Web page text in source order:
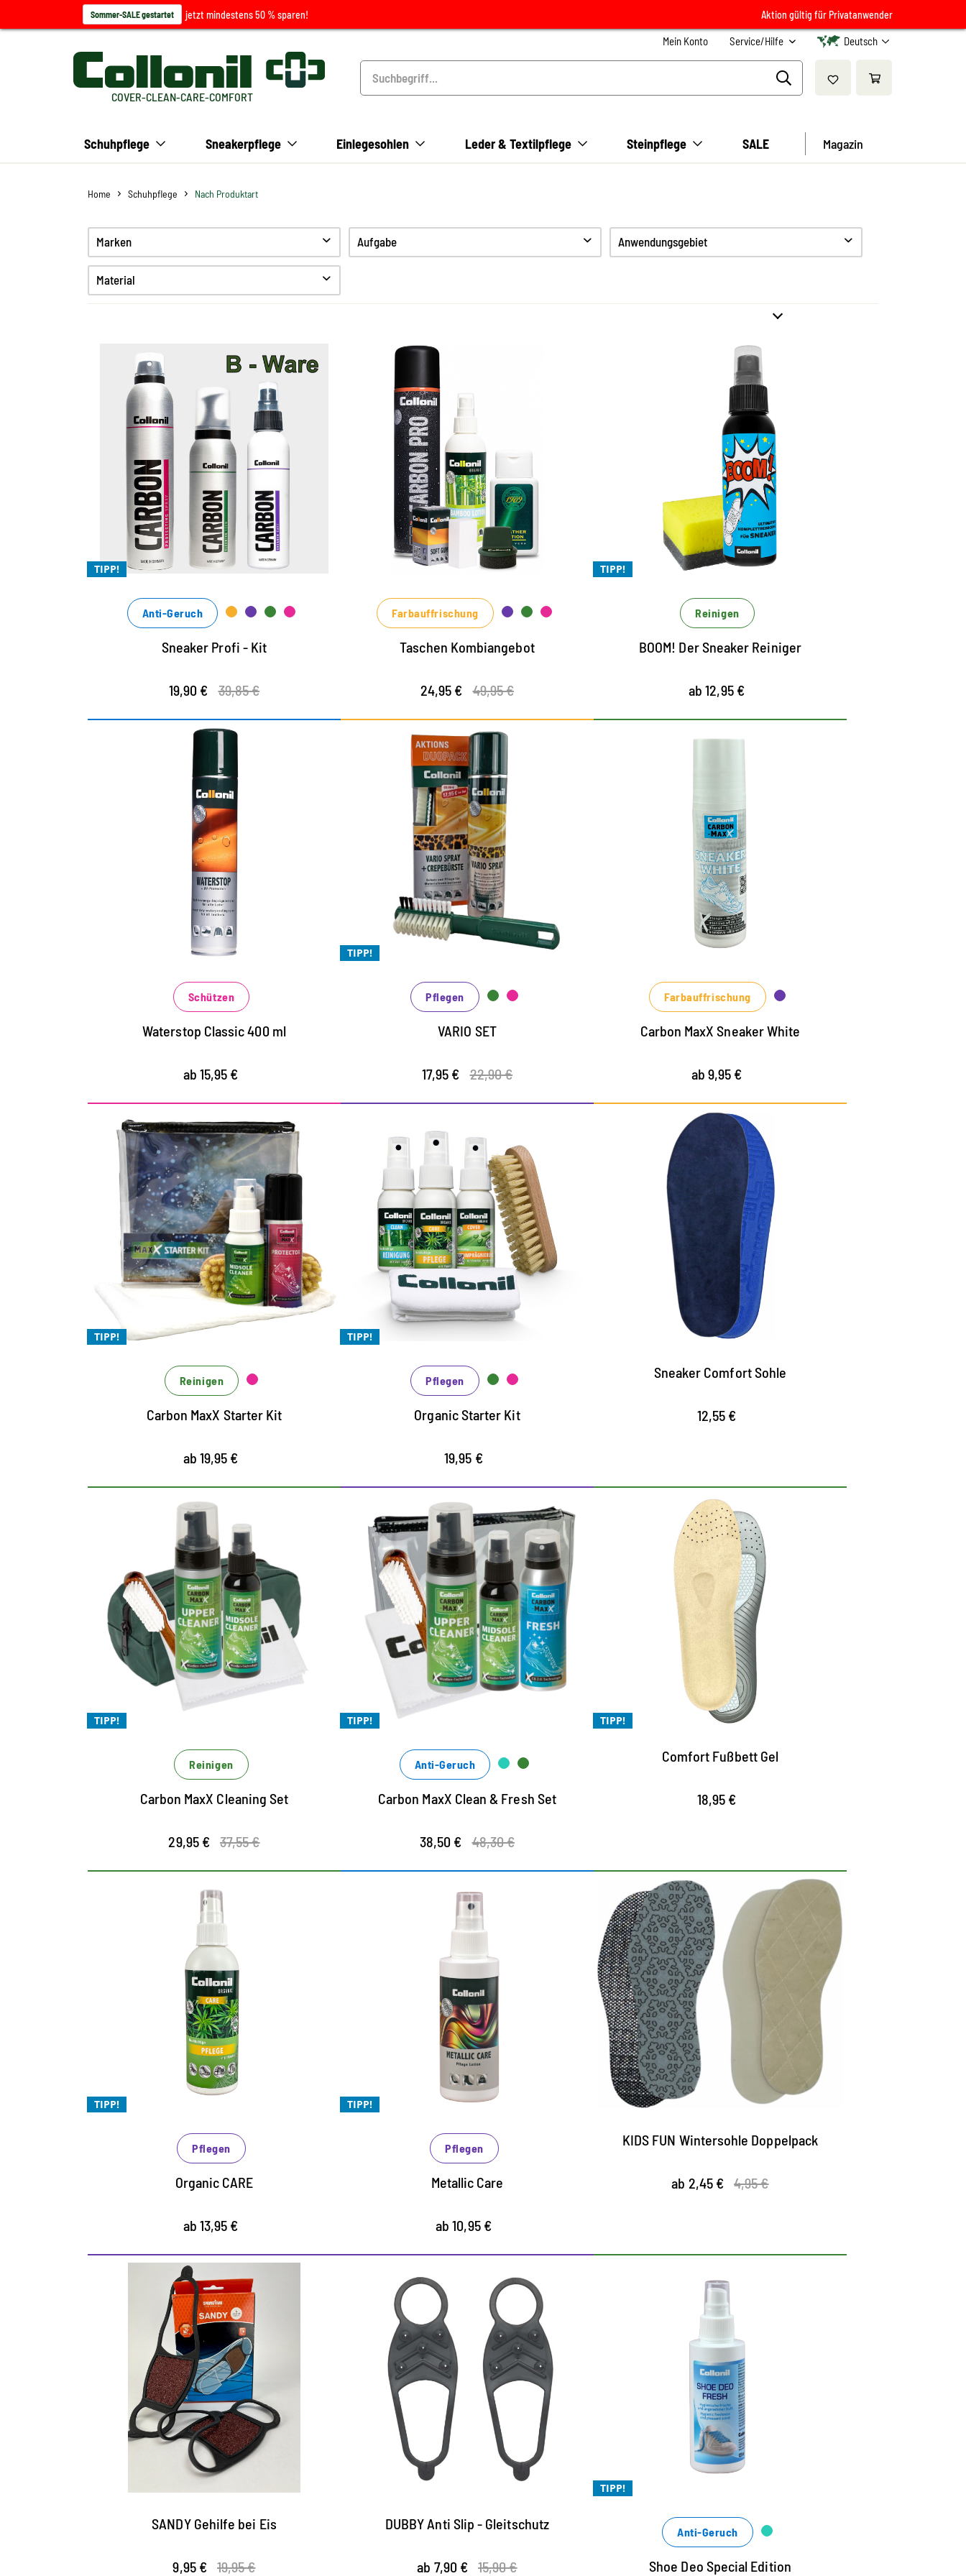
Sommer-SALE gestartet jetzt mindestens 50 % sparen! Aktion gültig für Privatanwender
Mein Konto Service/Hilfe Deutsch
COVER-CLEAN-CARE-COMFORT
Schuhpflege Sneakerpflege Einlegesohlen Leder & Textilpflege Steinpflege SALE Magazin
Home Schuhpflege Nach Produktart
Marken Aufgabe
Farbauffrischung
Hygiene
Anwendungsgebiet
Material
Glattleder
High-Tex
Kunststoff
Lackleder
Textil
Wildleder
TIPP!
Anti-Geruch
Sneaker Profi - Kit
19,90 € 39,85 €
Farbauffrischung
Taschen Kombiangebot
24,95 € 49,95 €
TIPP!
Die Komplettreinigung für
jeden Sneaker
der coolste Allround-Cleaner für Sneaker
mit Magic 4 Formel
Reinigen
BOOM! Der Sneaker Reiniger
ab 12,95 €
Imprägnierspray mit UV-
Schutz
tiefenwirksames Spray für Glattleder
schützt vor Schmutz, Staub und Nässe
mit UV-Schutz, verringert das Ausbleichen
Schützen
Waterstop Classic 400 ml
ab 15,95 €
TIPP!
Universales Duopack zum
Vorzugspreis
Vielseitiger Imprägnierschutz für alle
Materialien
für Kombinationen aus Leder, Metallic,
Perlato, Synthetik, Fell, Stretch oder Filz
Pflegen
VARIO SET
17,95 € 22,90 €
Intensive deckende
Weißpflege für Sneaker
und Freizeitschuhe
für Glattleder, Textilien und Synthetik
deckt Kratzer und Abriebstellen leicht und
zuverlässig ab
Farbauffrischung
Carbon MaxX Sneaker White
ab 9,95 €
TIPP!
Starter Kit für Reinigung
und Schutz
Beste Midsole Reinigung mit Mizellen
Technologie
Für kraftvolle und effiziente Reinigung
Ohne Einsatz von Mikroplastik
Reinigen
Carbon MaxX Starter Kit
ab 19,95 €
TIPP!
Organic Schutz, Pflege-
und Reinigungsset
COVER Imprägnierung schützt mit
wertvollen Wachsen vor Schmutz und
Nässe
CLEAN reinigt mit Bambusextrakt perfekt
und Rauleder sowie alle Synthetik und
High Tech Materialien
Pflegen
Organic Starter Kit
19,95 €
Für Alltag und Sport
universal einsetzbar
sorgt für angenehmes Klima im Schuh
entlastet Gelenke, Bänder und Wirbelsäule
dynamische Memory Schaum passt sich
perfekt der Druckbelastung an
Sneaker Comfort Sohle
12,55 €
TIPP!
Das MaxX Set zum
Vorzugspreis - 20% Rabatt
gegenüber Einzelbezug
Mit Mizellen Technologie - für die Xtra
Reinigung
Ohne Einsatz von Mikroplastik
Reinigen
Carbon MaxX Cleaning Set
29,95 € 37,55 €
TIPP!
Das MaxX Set zum
Vorzugspreis - 20% Rabatt
gegenüber Einzelbezug
Reinigung ohne Einsatz von Mikroplastik -
Frische mit CB.2.0 Technologie
Für die Xtra Reinigung - für den Xtra
Xtrem leistungsstark und Xtrem ergiebig
Anti-Geruch
Carbon MaxX Clean & Fresh Set
38,50 € 48,30 €
TIPP!
Comfort Fußbett Gel für
perfektes Tragegefühl
sorgt dank spezieller Fersen- und
Ballenpolster für optimale Dämpfung.
das geformte Komfort- Fußbett optimiert
den Halt im Schuh
entlastet und entspannt die Füße
Comfort Fußbett Gel
18,95 €
TIPP!
Pflege mit wertvollem
Hanföl
optimale Pflege für Glatt- und Rauleder
sowie alle alle Synthetik und High Tech
versorgt das Material mit wertvoller
geschlossenen Räumen
Pflegen
Organic CARE
ab 13,95 €
TIPP!
Metallic - der glanzvolle
Trend für 2024
Spezialpflege für alle Leder mit Metallic
Pflegelotion mit wertvollen Inhaltsstoffen
beugt Austrocknung und Rissen vor
Pflegen
Metallic Care
ab 10,95 €
KIDS FUN Wintersohle Doppelpack
ab 2,45 € 4,95 €
SANDY Gehilfe bei Eis
9,95 € 19,95 €
DUBBY Anti Slip - Gleitschutz
ab 7,90 € 15,90 €
TIPP!
Anti-Geruch
Shoe Deo Special Edition